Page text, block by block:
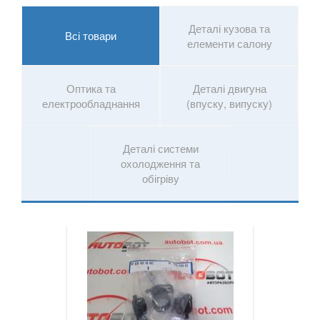
LANCIA
MG keyboard_arrow_down
MASERATI
MERCEDES-BENZ
Всі товари
Деталі кузова та
елементи салону
Оптика та
електрообладнання
Деталі двигуна
(впуску, випуску)
Деталі системи
охолодження та
обігріву